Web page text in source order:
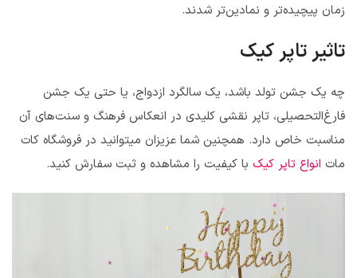
زمان پیچیده‌تر و نمادین‌تر شدند.
تاثیر تاپر کیک
چه یک جشن تولد باشد، یک سالگرد ازدواج، یا حتی یک جشن
فارغ‌التحصیلی، تاپر نقشی کلیدی در انعکاس فرهنگ و سنت‌های آن
مناسبت خاص دارد. همچنین شما عزیزان میتوانید در فروشگاه کات
مات انواع تاپر کیک با کیفیت را مشاهده و ثبت سفارش کنید.